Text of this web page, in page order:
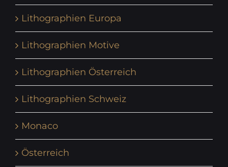
Lithographien Europa
Lithographien Motive
Lithographien Österreich
Lithographien Schweiz
Monaco
Österreich